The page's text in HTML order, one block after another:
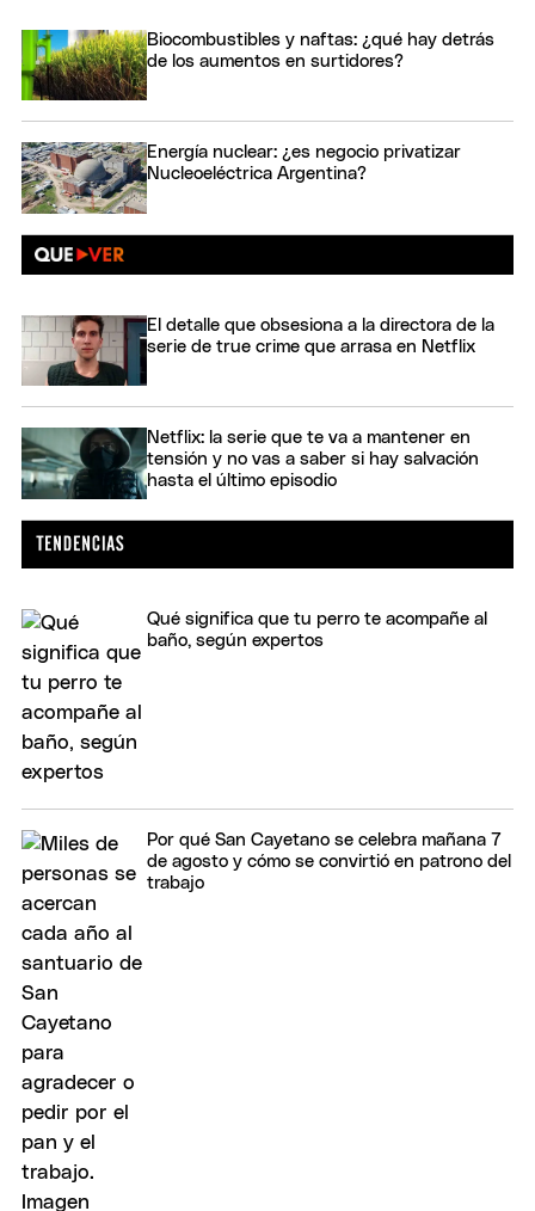
Biocombustibles y naftas: ¿qué hay detrás
de los aumentos en surtidores?
Energía nuclear: ¿es negocio privatizar
Nucleoeléctrica Argentina?
El detalle que obsesiona a la directora de la
serie de true crime que arrasa en Netflix
Netflix: la serie que te va a mantener en
tensión y no vas a saber si hay salvación
hasta el último episodio
Qué significa que tu perro te acompañe al
baño, según expertos
Por qué San Cayetano se celebra mañana 7
de agosto y cómo se convirtió en patrono del
trabajo